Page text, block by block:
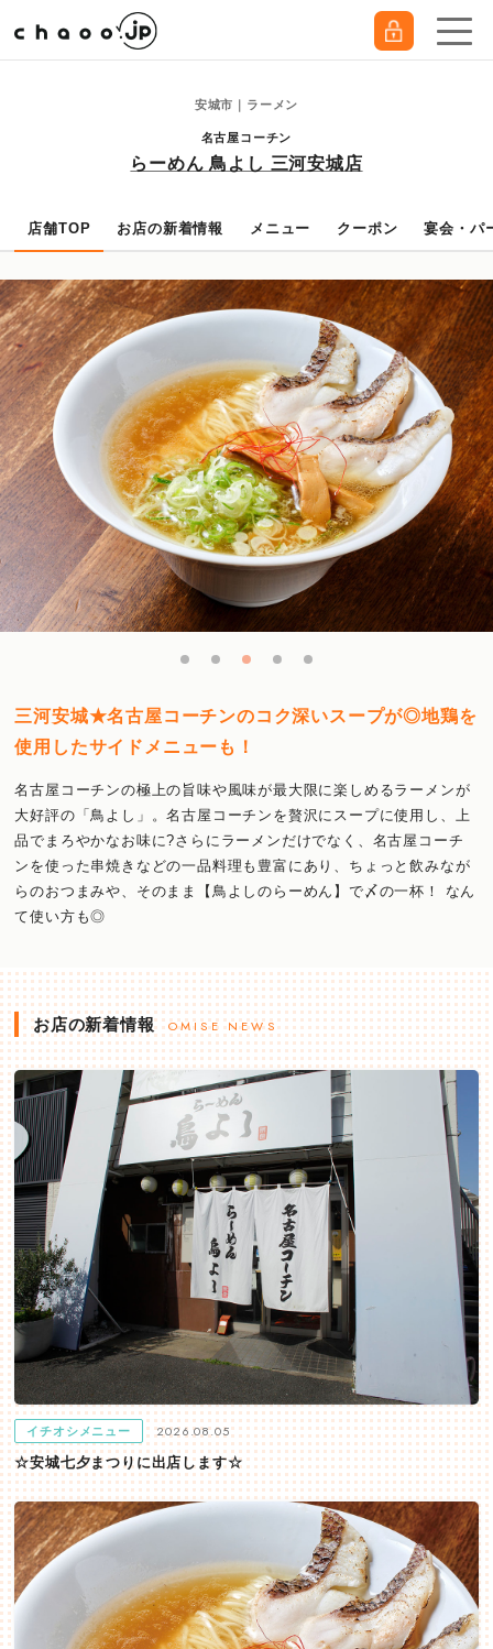
安城市｜ラーメン
名古屋コーチン
らーめん 鳥よし 三河安城店
店舗TOP お店の新着情報 メニュー クーポン 宴会・パ
三河安城★名古屋コーチンのコク深いスープが◎地鶏を
使用したサイドメニューも！
名古屋コーチンの極上の旨味や風味が最大限に楽しめるラーメンが
大好評の「鳥よし」。名古屋コーチンを贅沢にスープに使用し、上
品でまろやかなお味に?さらにラーメンだけでなく、名古屋コーチ
ンを使った串焼きなどの一品料理も豊富にあり、ちょっと飲みなが
らのおつまみや、そのまま【鳥よしのらーめん】で〆の一杯！ なん
て使い方も◎
お店の新着情報 OMISE NEWS
イチオシメニュー 2026.08.05
☆安城七夕まつりに出店します☆